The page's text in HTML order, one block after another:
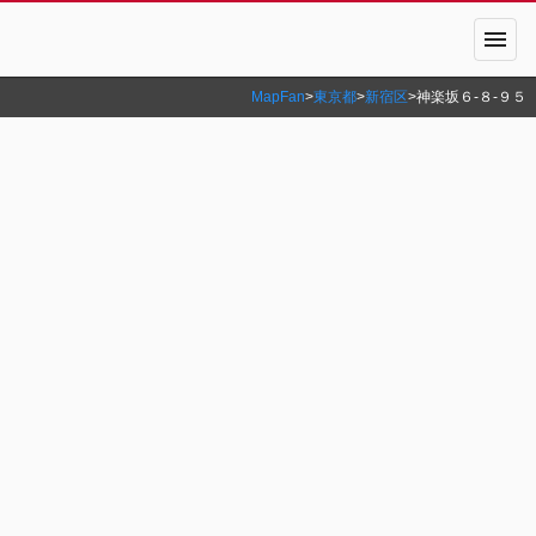
menu
MapFan>東京都>新宿区>神楽坂６‐８‐９５